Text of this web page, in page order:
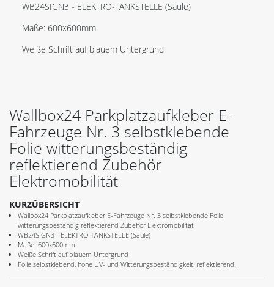
WB24SIGN3 - ELEKTRO-TANKSTELLE (Säule)
Maße: 600x600mm
Weiße Schrift auf blauem Untergrund
Wallbox24 Parkplatzaufkleber E-
Fahrzeuge Nr. 3 selbstklebende
Folie witterungsbeständig
reflektierend Zubehör
Elektromobilität
KURZÜBERSICHT
Wallbox24 Parkplatzaufkleber E-Fahrzeuge Nr. 3 selbstklebende Folie
witterungsbeständig reflektierend Zubehör Elektromobilität
WB24SIGN3 - ELEKTRO-TANKSTELLE (Säule)
Maße: 600x600mm
Weiße Schrift auf blauem Untergrund
Folie selbstklebend, hohe UV- und Witterungsbeständigkeit, reflektierend.